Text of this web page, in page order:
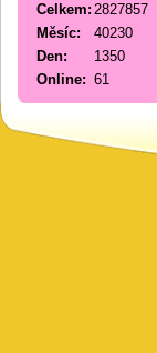
Online: 61
Celkem: 2827857
Měsíc:
40230
Den:
1350